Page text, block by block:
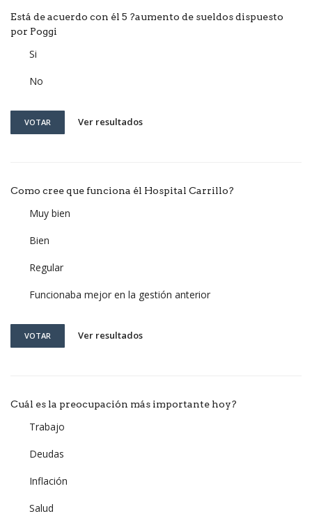
Está de acuerdo con él 5 ?aumento de sueldos dispuesto
por Poggi
Si
No
VOTAR Ver resultados
Como cree que funciona él Hospital Carrillo?
Muy bien
Bien
Regular
Funcionaba mejor en la gestión anterior
VOTAR Ver resultados
Cuál es la preocupación más importante hoy?
Trabajo
Deudas
Inflación
Salud